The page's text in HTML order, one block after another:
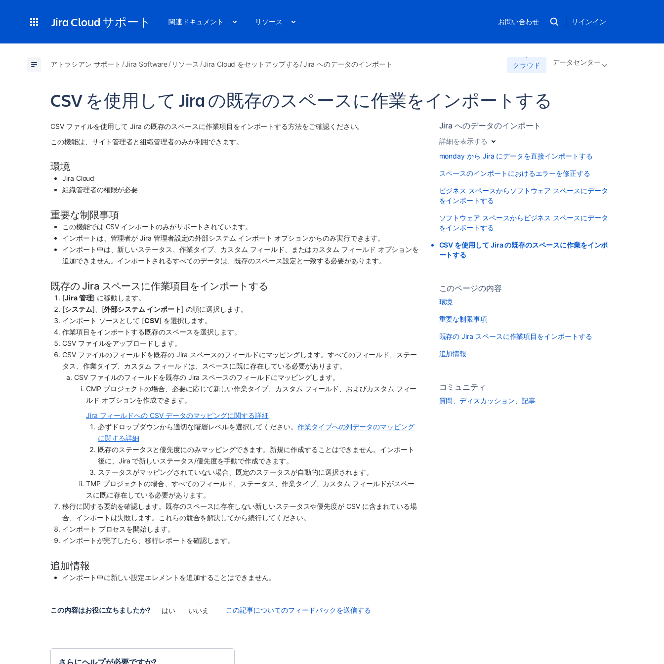
Jira Cloud サポート 関連ドキュメント リソース お問い合わせ サインイン
アトラシアン サポート Jira Software リソース Jira Cloud をセットアップする Jira へのデータのインポート クラウド データセンター
CSV を使用して Jira の既存のスペースに作業をインポートする
CSV ファイルを使用して Jira の既存のスペースに作業項目をインポートする方法をご確認ください。
この機能は、サイト管理者と組織管理者のみが利用できます。
環境
Jira Cloud
組織管理者の権限が必要
重要な制限事項
この機能では CSV インポートのみがサポートされています。
インポートは、管理者が Jira 管理者設定の外部システム インポート オプションからのみ実行できます。
インポート中は、新しいステータス、作業タイプ、カスタム フィールド、またはカスタム フィールド オプションを
追加できません。インポートされるすべてのデータは、既存のスペース設定と一致する必要があります。
既存の Jira スペースに作業項目をインポートする
[Jira 管理] に移動します。
[システム]、[外部システム インポート] の順に選択します。
インポート ソースとして [CSV] を選択します。
作業項目をインポートする既存のスペースを選択します。
CSV ファイルをアップロードします。
CSV ファイルのフィールドを既存の Jira スペースのフィールドにマッピングします。すべてのフィールド、ステー
タス、作業タイプ、カスタム フィールドは、スペースに既に存在している必要があります。
CSV ファイルのフィールドを既存の Jira スペースのフィールドにマッピングします。
CMP プロジェクトの場合、必要に応じて新しい作業タイプ、カスタム フィールド、およびカスタム フィー
ルド オプションを作成できます。
Jira フィールドへの CSV データのマッピングに関する詳細
必ずドロップダウンから適切な階層レベルを選択してください。 作業タイプへの列データのマッピング
に関する詳細
既存のステータスと優先度にのみマッピングできます。新規に作成することはできません。インポート
後に、Jira で新しいステータス/優先度を手動で作成できます。
ステータスがマッピングされていない場合、既定のステータスが自動的に選択されます。
TMP プロジェクトの場合、すべてのフィールド、ステータス、作業タイプ、カスタム フィールドがスペー
スに既に存在している必要があります。
移行に関する要約を確認します。既存のスペースに存在しない新しいステータスや優先度が CSV に含まれている場
合、インポートは失敗します。これらの競合を解決してから続行してください。
インポート プロセスを開始します。
インポートが完了したら、移行レポートを確認します。
追加情報
インポート中に新しい設定エレメントを追加することはできません。
この内容はお役に立ちましたか? はい いいえ この記事についてのフィードバックを送信する
さらにヘルプが必要ですか?
Jira へのデータのインポート
詳細を表示する
monday から Jira にデータを直接インポートする
スペースのインポートにおけるエラーを修正する
ビジネス スペースからソフトウェア スペースにデータ
をインポートする
ソフトウェア スペースからビジネス スペースにデータ
をインポートする
CSV を使用して Jira の既存のスペースに作業をインポ
ートする
このページの内容
環境
重要な制限事項
既存の Jira スペースに作業項目をインポートする
追加情報
コミュニティ
質問、ディスカッション、記事